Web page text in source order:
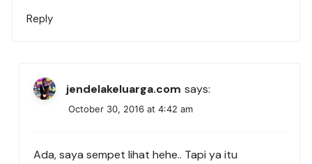
Reply
jendelakeluarga.com says:
October 30, 2016 at 4:42 am
Ada, saya sempet lihat hehe.. Tapi ya itu